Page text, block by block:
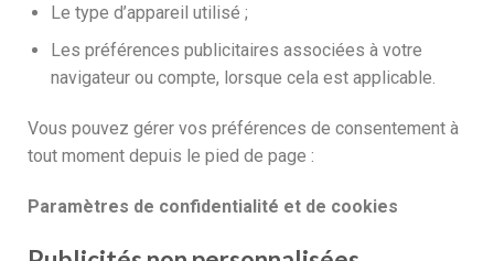
Le type d’appareil utilisé ;
Les préférences publicitaires associées à votre
navigateur ou compte, lorsque cela est applicable.
Vous pouvez gérer vos préférences de consentement à
tout moment depuis le pied de page :
Paramètres de confidentialité et de cookies